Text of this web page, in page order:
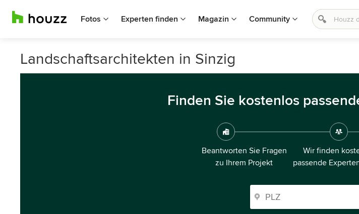
Fotos Experten finden Magazin Community
Landschaftsarchitekten in Sinzig
Finden Sie kostenlos
Beantworten Sie Fragen
zu Ihrem Projekt
Wir finden
passende